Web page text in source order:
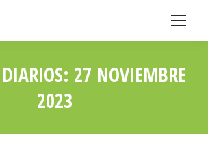
27 NOVIEMBRE
2023